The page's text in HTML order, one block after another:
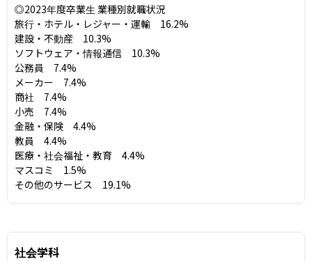
◎2023年度卒業生 業種別就職状況
旅行・ホテル・レジャー・運輸　16.2%
建設・不動産　10.3%
ソフトウェア・情報通信　10.3%
公務員　7.4%
メーカー　7.4%
商社　7.4%
小売　7.4%
金融・保険　4.4%
教員　4.4%
医療・社会福祉・教育　4.4%
マスコミ　1.5%
その他のサービス　19.1%
社会学科